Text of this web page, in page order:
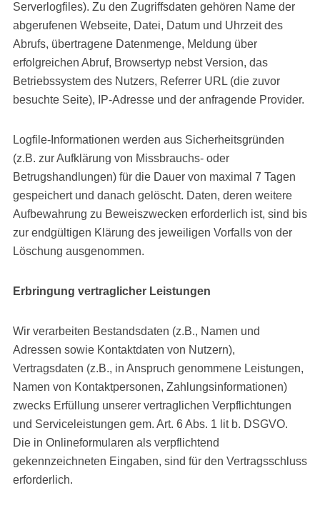
Serverlogfiles). Zu den Zugriffsdaten gehören Name der
abgerufenen Webseite, Datei, Datum und Uhrzeit des
Abrufs, übertragene Datenmenge, Meldung über
erfolgreichen Abruf, Browsertyp nebst Version, das
Betriebssystem des Nutzers, Referrer URL (die zuvor
besuchte Seite), IP-Adresse und der anfragende Provider.
Logfile-Informationen werden aus Sicherheitsgründen
(z.B. zur Aufklärung von Missbrauchs- oder
Betrugshandlungen) für die Dauer von maximal 7 Tagen
gespeichert und danach gelöscht. Daten, deren weitere
Aufbewahrung zu Beweiszwecken erforderlich ist, sind bis
zur endgültigen Klärung des jeweiligen Vorfalls von der
Löschung ausgenommen.
Erbringung vertraglicher Leistungen
Wir verarbeiten Bestandsdaten (z.B., Namen und
Adressen sowie Kontaktdaten von Nutzern),
Vertragsdaten (z.B., in Anspruch genommene Leistungen,
Namen von Kontaktpersonen, Zahlungsinformationen)
zwecks Erfüllung unserer vertraglichen Verpflichtungen
und Serviceleistungen gem. Art. 6 Abs. 1 lit b. DSGVO.
Die in Onlineformularen als verpflichtend
gekennzeichneten Eingaben, sind für den Vertragsschluss
erforderlich.